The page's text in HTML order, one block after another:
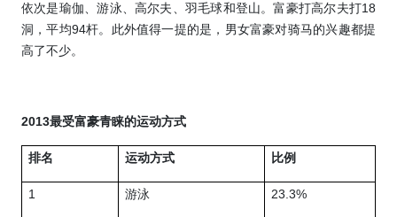
依次是瑜伽、游泳、高尔夫、羽毛球和登山。富豪打高尔夫打18
洞，平均94杆。此外值得一提的是，男女富豪对骑马的兴趣都提
高了不少。
2013最受富豪青睐的运动方式
排名 运动方式 比例
1 游泳 23.3%